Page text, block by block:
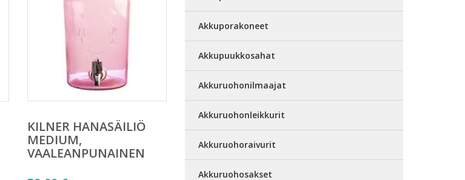
KILNER HANASÄILIÖ
MEDIUM,
VAALEANPUNAINEN
Akkuporakoneet
Akkupuukkosahat
Akkuruohonilmaajat
Akkuruohonleikkurit
Akkuruohoraivurit
Akkuruohosakset